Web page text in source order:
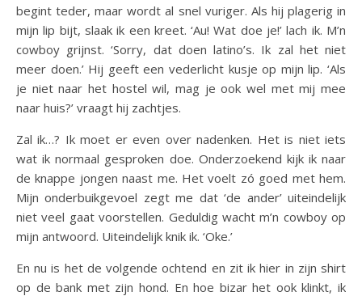
begint teder, maar wordt al snel vuriger. Als hij plagerig in
mijn lip bijt, slaak ik een kreet. ‘Au! Wat doe je!’ lach ik. M’n
cowboy grijnst. ‘Sorry, dat doen latino’s. Ik zal het niet
meer doen.’ Hij geeft een vederlicht kusje op mijn lip. ‘Als
je niet naar het hostel wil, mag je ook wel met mij mee
naar huis?’ vraagt hij zachtjes.
Zal ik…? Ik moet er even over nadenken. Het is niet iets
wat ik normaal gesproken doe. Onderzoekend kijk ik naar
de knappe jongen naast me. Het voelt zó goed met hem.
Mijn onderbuikgevoel zegt me dat ‘de ander’ uiteindelijk
niet veel gaat voorstellen. Geduldig wacht m’n cowboy op
mijn antwoord. Uiteindelijk knik ik. ‘Oke.’
En nu is het de volgende ochtend en zit ik hier in zijn shirt
op de bank met zijn hond. En hoe bizar het ook klinkt, ik